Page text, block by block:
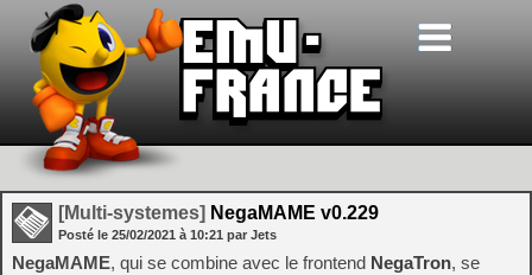
[Multi-systemes] NegaMAME v0.229
Posté le 25/02/2021 à 10:21 par Jets
NegaMAME, qui se combine avec le frontend NegaTron, se